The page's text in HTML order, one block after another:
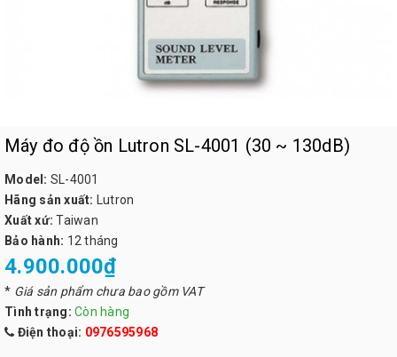
Máy đo độ ồn Lutron SL-4001 (30 ~ 130dB)
Model: SL-4001
Hãng sản xuất:
Lutron
Xuất xứ: Taiwan
Bảo hành: 12 tháng
4.900.000₫
* Giá sản phẩm chưa bao gồm VAT
Tình trạng: Còn hàng
Điện thoại: 0976595968